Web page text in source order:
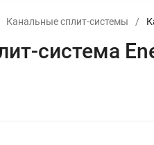
Канальные сплит-системы /
система